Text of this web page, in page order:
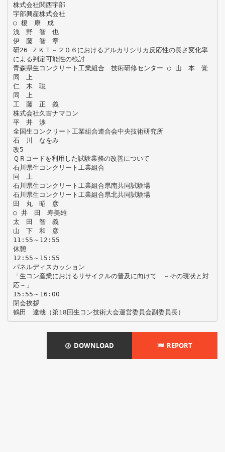
株式会社関西宇部
宇部興産株式会社
○ 榎 康 成
浅 野 智 也
伊 藤 智 章
研26 ＺＫＴ－２０６におけるアルカリシリカ反応性の長さ変化率
による判定可能性の検討
青森県生コンクリート工業組合 技術研修センター ○ 山 本 覚
同 上
仁 木 聡
同 上
工 藤 正 義
株式会社久吉ナマコン
平 井 渉
全国生コンクリート工業組合連合会中央技術研究所
石 川 なをみ
改5
ＱＲコードを利用した試験業務の改善について
石川県生コンクリート工業組合
同 上
石川県生コンクリート工業組合県南共同試験場
石川県生コンクリート工業組合県北共同試験場
田 丸 昭 彦
○ 井 田 寿美雄
太 田 智 義
山 下 和 彦
11:55～12:55
休憩
12:55～15:55
パネルディスカッション
「生コン産業におけるリサイクルの普及に向けて －その現状と対
応－」
15:55～16:00
閉会挨拶
DOWNLOAD REPORT